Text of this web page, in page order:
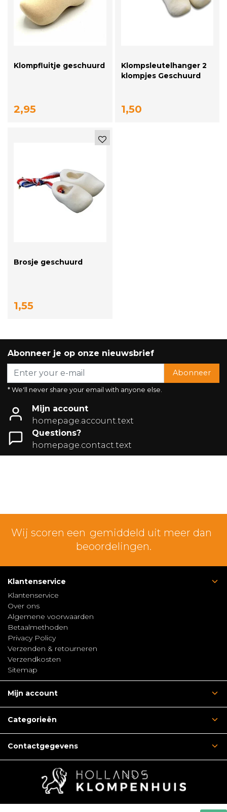
Klompfluitje geschuurd
2,95
Klompsleutelhanger 2
klompjes Geschuurd
1,50
Brosje geschuurd
1,55
Abonneer je op onze nieuwsbrief
Abonneer
* We'll never share your email with anyone else.
Mijn account
homepage.account.text
Questions?
homepage.contact.text
Wij scoren een gemiddeld uit meer dan
beoordelingen.
Klantenservice
Klantenservice
Over ons
Algemene voorwaarden
Betaalmethoden
Privacy Policy
Verzenden & retourneren
Verzendkosten
Sitemap
Mijn account
Categorieën
Contactgegevens